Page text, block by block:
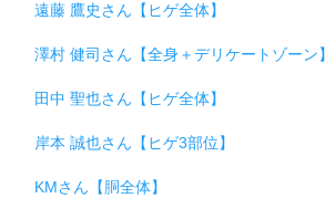
遠藤 鷹史さん【ヒゲ全体】
澤村 健司さん【全身＋デリケートゾーン】
田中 聖也さん【ヒゲ全体】
岸本 誠也さん【ヒゲ3部位】
KMさん【胴全体】